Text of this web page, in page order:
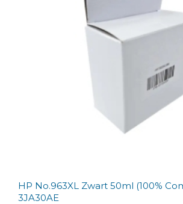
HP No.963XL Zwart 50ml (100%
3JA30AE